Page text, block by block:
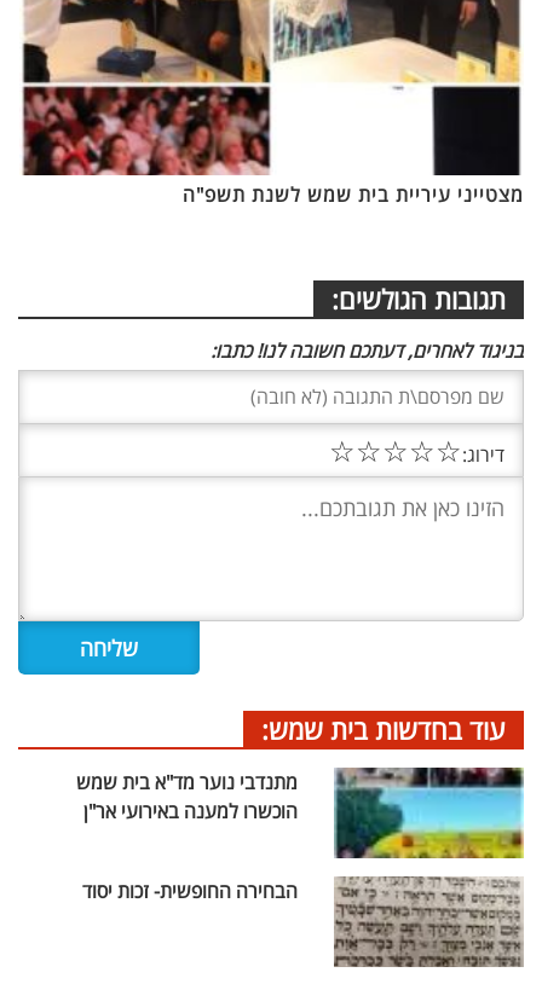
מצטייני עיריית בית שמש לשנת תשפ"ה
תגובות הגולשים:
בניגוד לאחרים, דעתכם חשובה לנו! כתבו:
דירוג:☆
☆
☆
☆
☆
עוד בחדשות בית שמש:
מתנדבי נוער מד"א בית שמש
הוכשרו למענה באירועי אר"ן
הבחירה החופשית- זכות יסוד